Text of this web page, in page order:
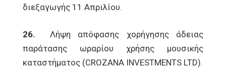
διεξαγωγής 11 Απριλίου.
26. Λήψη απόφασης χορήγησης άδειας
παράτασης ωραρίου χρήσης μουσικής
καταστήματος (CROZANA INVESTMENTS LTD).